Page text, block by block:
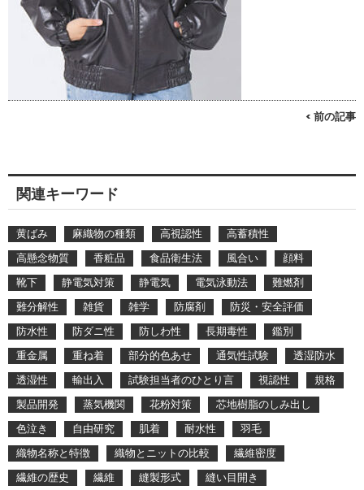
< 前の記事
関連キーワード
黄ばみ 麻織物の種類 高視認性
高蓄積性
高懸念物質
香粧品 食品衛生法 風合い
顔料
靴下
静電気対策 静電気 電気泳動法
難燃剤
難分解性
雑貨 雑学 防腐剤
防災・安全評価
防水性
防ダニ性 防しわ性 長期毒性
鑑別
重金属
重ね着 部分的色あせ 通気性試験
透湿防水
透湿性
輸出入 試験担当者のひとり言 視認性
規格
製品開発
蒸気機関 花粉対策
芯地樹脂のしみ出し
色泣き
自由研究 肌着 耐水性
羽毛
織物名称と特徴
織物とニットの比較
繊維密度
繊維の歴史
繊維 縫製形式
縫い目開き